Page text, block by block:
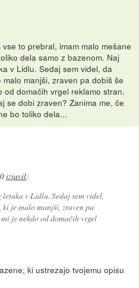
to prebral, imam malo mešane
dela samo z bazenom. Naj
v Lidlu. Sedaj sem videl, da
manjši, zraven pa dobiš še
od domačih vrgel reklamo stran.
se dobi zraven? Zanima me, če
bo toliko dela...
izjavil:
v Lidlu. Sedaj sem videl,
je malo manjši, zraven pa
je nekdo od domačih vrgel
ki ustrezajo tvojemu opisu